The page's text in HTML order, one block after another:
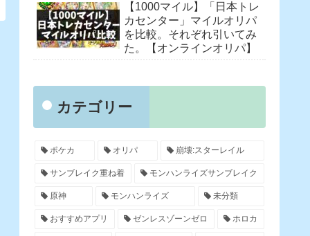
【1000マイル】「日本トレ
カセンター」マイルオリパ
を比較。それぞれ引いてみ
た。【オンラインオリパ】
カテゴリー
ポケカ オリパ 崩壊:スターレイル
サンブレイク重ね着 モンハンライズサンブレイク
原神 モンハンライズ 未分類
おすすめアプリ ゼンレスゾーンゼロ ホロカ